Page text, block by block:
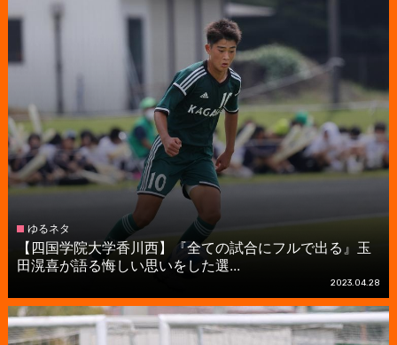
ゆるネタ
【四国学院大学香川西】『全ての試合にフルで出る』玉
田滉喜が語る悔しい思いをした選...
2023.04.28